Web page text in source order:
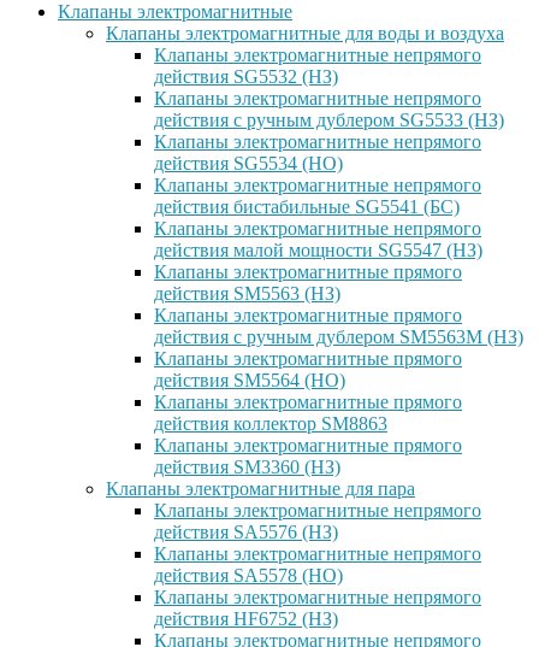
Клапаны электромагнитные
Клапаны электромагнитные для воды и воздуха
Клапаны электромагнитные непрямого
действия SG5532 (НЗ)
Клапаны электромагнитные непрямого
действия с ручным дублером SG5533 (НЗ)
Клапаны электромагнитные непрямого
действия SG5534 (НО)
Клапаны электромагнитные непрямого
действия бистабильные SG5541 (БС)
Клапаны электромагнитные непрямого
действия малой мощности SG5547 (НЗ)
Клапаны электромагнитные прямого
действия SM5563 (НЗ)
Клапаны электромагнитные прямого
действия с ручным дублером SM5563M (НЗ)
Клапаны электромагнитные прямого
действия SM5564 (НО)
Клапаны электромагнитные прямого
дейcтвия коллектор SM8863
Клапаны электромагнитные прямого
действия SM3360 (НЗ)
Клапаны электромагнитные для пара
Клапаны электромагнитные непрямого
действия SA5576 (НЗ)
Клапаны электромагнитные непрямого
действия SA5578 (НО)
Клапаны электромагнитные непрямого
действия HF6752 (НЗ)
Клапаны электромагнитные непрямого